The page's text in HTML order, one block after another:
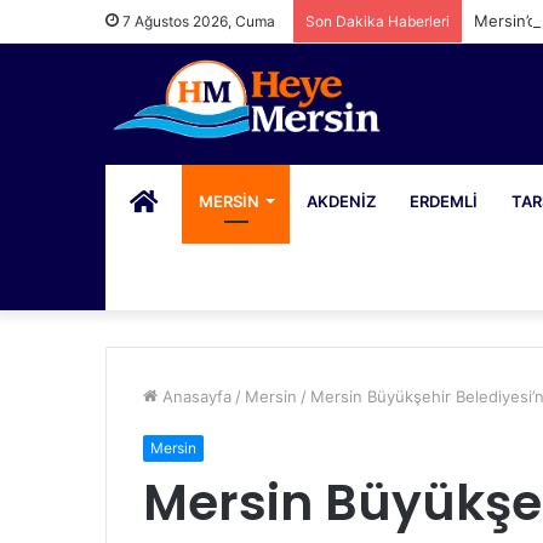
7 Ağustos 2026, Cuma Son Dakika Haberleri
PORTALMERSIN AKDENIZ ERDEMLI
Anasayfa / Mersin / Mersin Büyükşehir
Mersin
Mersin